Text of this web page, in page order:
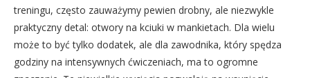
treningu, często zauważymy pewien drobny, ale niezwykle
praktyczny detal: otwory na kciuki w mankietach. Dla wielu
może to być tylko dodatek, ale dla zawodnika, który spędza
godziny na intensywnych ćwiczeniach, ma to ogromne